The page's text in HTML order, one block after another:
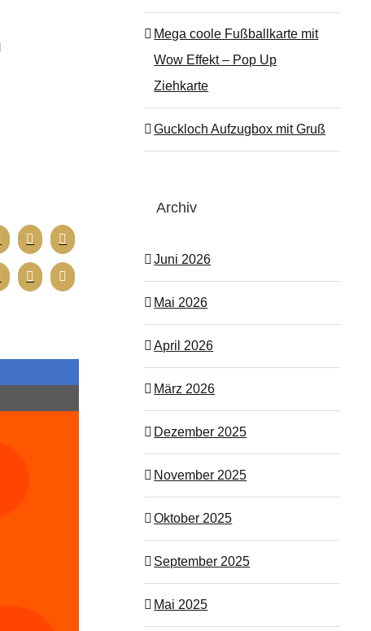
Mega coole Fußballkarte mit
Wow Effekt – Pop Up
Ziehkarte
Guckloch Aufzugbox mit Gruß
Archiv
Juni 2026
Mai 2026
April 2026
März 2026
Dezember 2025
November 2025
Oktober 2025
September 2025
Mai 2025